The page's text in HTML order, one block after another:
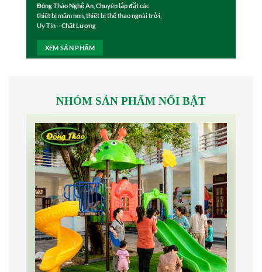
Đông Thảo Nghệ An, Chuyên lắp đặt các
thiết bị mầm non, thiết bị thể thao ngoài trời,
Uy Tín – Chất Lượng
XEM SẢN PHẨM
NHÓM SẢN PHẨM NỔI BẬT